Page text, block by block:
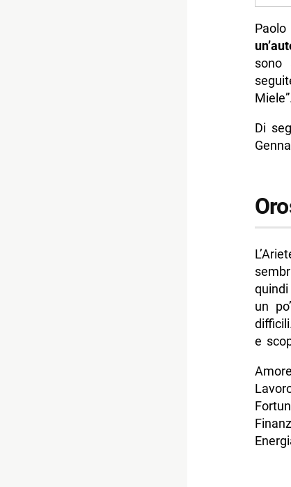
-
-
-
-
--
sono
Di
un
e